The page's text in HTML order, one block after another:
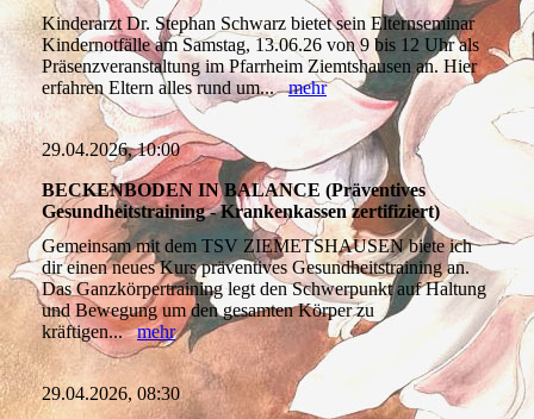
Kinderarzt Dr. Stephan Schwarz bietet sein Elternseminar
Kindernotfälle am Samstag, 13.06.26 von 9 bis 12 Uhr als
Präsenzveranstaltung im Pfarrheim Ziemtshausen an. Hier
erfahren Eltern alles rund um...mehr
29.04.2026, 10:00
BECKENBODEN IN BALANCE (Präventives
Gesundheitstraining - Krankenkassen zertifiziert)
Gemeinsam mit dem TSV ZIEMETSHAUSEN biete ich
dir einen neues Kurs präventives Gesundheitstraining an.
Das Ganzkörpertraining legt den Schwerpunkt auf Haltung
und Bewegung um den gesamten Körper zu
kräftigen...mehr
29.04.2026, 08:30